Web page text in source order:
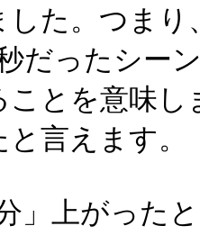
した。つまり
だったシー
ことを意味
言えます。
」上がった